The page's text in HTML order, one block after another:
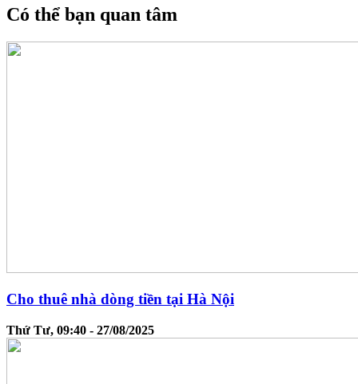
Có thể bạn quan tâm
Cho thuê nhà dòng tiền tại Hà Nội
Thứ Tư, 09:40 - 27/08/2025